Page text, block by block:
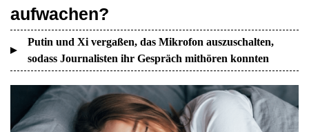
aufwachen?
Putin und Xi vergaßen, das Mikrofon auszuschalten,
sodass Journalisten ihr Gespräch mithören konnten